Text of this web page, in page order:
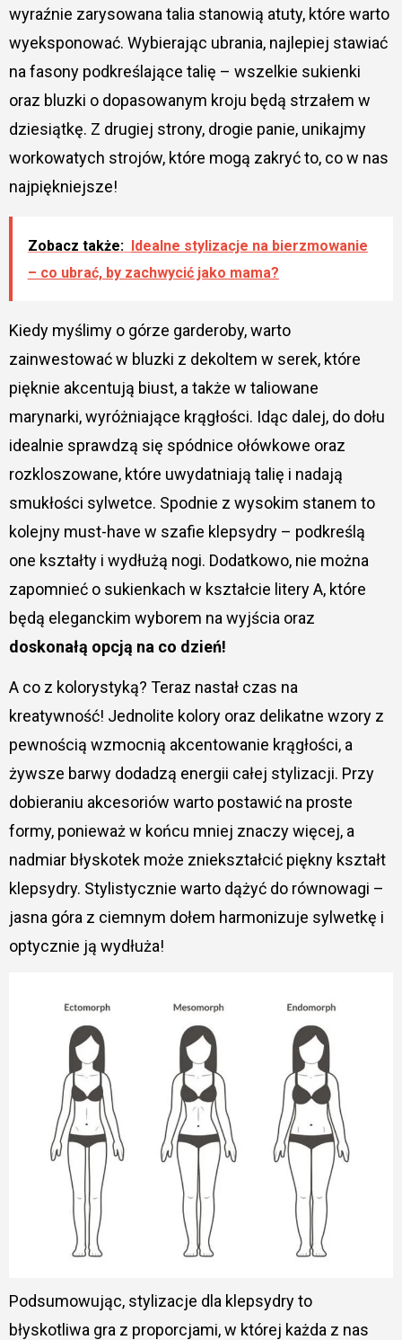
wyraźnie zarysowana talia stanowią atuty, które warto
wyeksponować. Wybierając ubrania, najlepiej stawiać
na fasony podkreślające talię – wszelkie sukienki
oraz bluzki o dopasowanym kroju będą strzałem w
dziesiątkę. Z drugiej strony, drogie panie, unikajmy
workowatych strojów, które mogą zakryć to, co w nas
najpiękniejsze!
Zobacz także: Idealne stylizacje na bierzmowanie
– co ubrać, by zachwycić jako mama?
Kiedy myślimy o górze garderoby, warto
zainwestować w bluzki z dekoltem w serek, które
pięknie akcentują biust, a także w taliowane
marynarki, wyróżniające krągłości. Idąc dalej, do dołu
idealnie sprawdzą się spódnice ołówkowe oraz
rozkloszowane, które uwydatniają talię i nadają
smukłości sylwetce. Spodnie z wysokim stanem to
kolejny must-have w szafie klepsydry – podkreślą
one kształty i wydłużą nogi. Dodatkowo, nie można
zapomnieć o sukienkach w kształcie litery A, które
będą eleganckim wyborem na wyjścia oraz
doskonałą opcją na co dzień!
A co z kolorystyką? Teraz nastał czas na
kreatywność! Jednolite kolory oraz delikatne wzory z
pewnością wzmocnią akcentowanie krągłości, a
żywsze barwy dodadzą energii całej stylizacji. Przy
dobieraniu akcesoriów warto postawić na proste
formy, ponieważ w końcu mniej znaczy więcej, a
nadmiar błyskotek może zniekształcić piękny kształt
klepsydry. Stylistycznie warto dążyć do równowagi –
jasna góra z ciemnym dołem harmonizuje sylwetkę i
optycznie ją wydłuża!
Podsumowując, stylizacje dla klepsydry to
błyskotliwa gra z proporcjami, w której każda z nas